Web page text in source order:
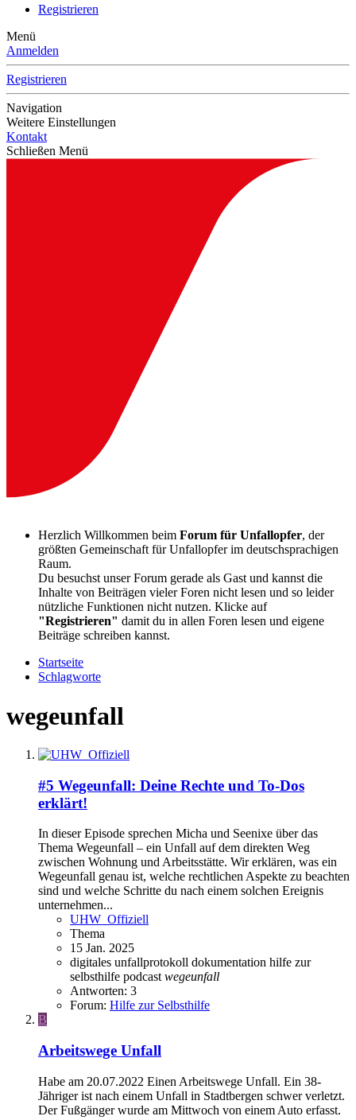
Registrieren
Menü
Anmelden
Registrieren
Navigation
Weitere Einstellungen
Kontakt
Schließen Menü
Herzlich Willkommen beim Forum für Unfallopfer, der
größten Gemeinschaft für Unfallopfer im deutschsprachigen
Raum.
Du besuchst unser Forum gerade als Gast und kannst die
Inhalte von Beiträgen vieler Foren nicht lesen und so leider
nützliche Funktionen nicht nutzen. Klicke auf
"Registrieren" damit du in allen Foren lesen und eigene
Beiträge schreiben kannst.
Startseite
Schlagworte
wegeunfall
#5 Wegeunfall: Deine Rechte und To-Dos
erklärt!
In dieser Episode sprechen Micha und Seenixe über das
Thema Wegeunfall – ein Unfall auf dem direkten Weg
zwischen Wohnung und Arbeitsstätte. Wir erklären, was ein
Wegeunfall genau ist, welche rechtlichen Aspekte zu beachten
sind und welche Schritte du nach einem solchen Ereignis
unternehmen...
UHW_Offiziell
Thema
15 Jan. 2025
digitales unfallprotokoll dokumentation hilfe zur
selbsthilfe podcast wegeunfall
Antworten: 3
Forum: Hilfe zur Selbsthilfe
B
Arbeitswege Unfall
Habe am 20.07.2022 Einen Arbeitswege Unfall. Ein 38-
Jähriger ist nach einem Unfall in Stadtbergen schwer verletzt.
Der Fußgänger wurde am Mittwoch von einem Auto erfasst.